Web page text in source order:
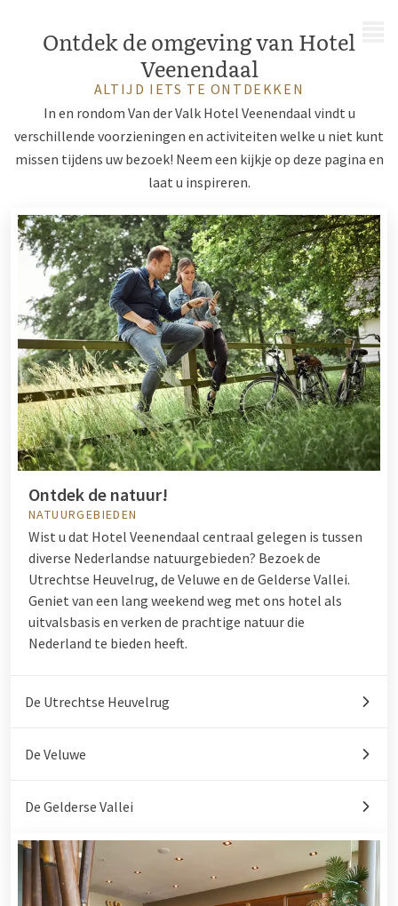
Ontdek de omgeving van Hotel
Veenendaal
ALTIJD IETS TE ONTDEKKEN
In en rondom Van der Valk Hotel Veenendaal vindt u
verschillende voorzieningen en activiteiten welke u niet kunt
missen tijdens uw bezoek! Neem een kijkje op deze pagina en
laat u inspireren.
Ontdek de natuur!
NATUURGEBIEDEN
Wist u dat Hotel Veenendaal centraal gelegen is tussen
diverse Nederlandse natuurgebieden? Bezoek de
Utrechtse Heuvelrug, de Veluwe en de Gelderse Vallei.
Geniet van een lang weekend weg met ons hotel als
uitvalsbasis en verken de prachtige natuur die
Nederland te bieden heeft.
De Utrechtse Heuvelrug
De Veluwe
De Gelderse Vallei